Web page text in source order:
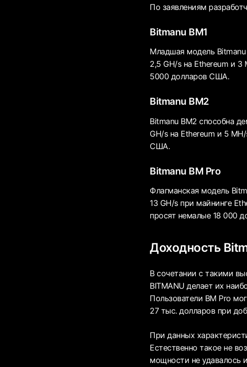
По заявлениям
Bitmanu BM1
Младшая модель Bitmanu
2,5 GH/s на Ethereum и
5000 долларов США.
Bitmanu BM2
Bitmanu BM2 способна
GH/s на Ethereum и 5
США.
Bitmanu BM Pro
Флагманская модель
13 GH/s при майнинге
просят немалые 18 000
Доходность
В сочетании с такими
BITMANU делает их
Пользователи BM Pro
27 тыс. долларов при
При данных
Естественно такое не
мощности не удавалось